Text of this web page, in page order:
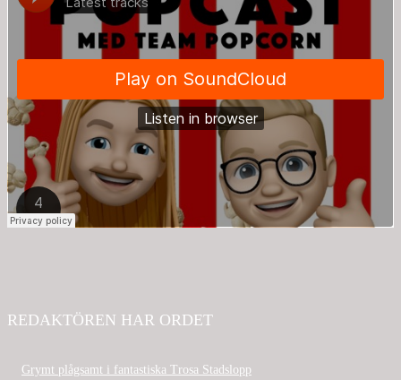
REDAKTÖREN HAR ORDET
Grymt plågsamt i fantastiska Trosa Stadslopp